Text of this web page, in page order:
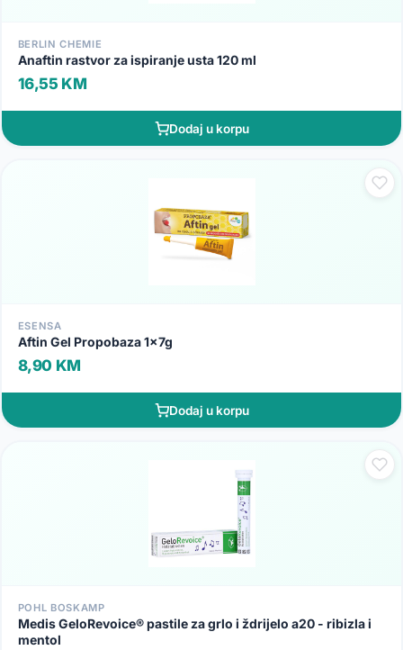
BERLIN CHEMIE
Anaftin rastvor za ispiranje usta 120 ml
16,55 KM
Dodaj u korpu
ESENSA
Aftin Gel Propobaza 1x7g
8,90 KM
Dodaj u korpu
POHL BOSKAMP
Medis GeloRevoice® pastile za grlo i ždrijelo a20 - ribizla i
mentol